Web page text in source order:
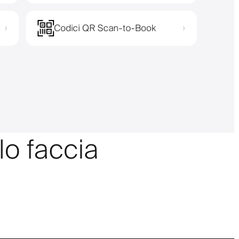
› Codici QR Scan-to-Book ›
faccia